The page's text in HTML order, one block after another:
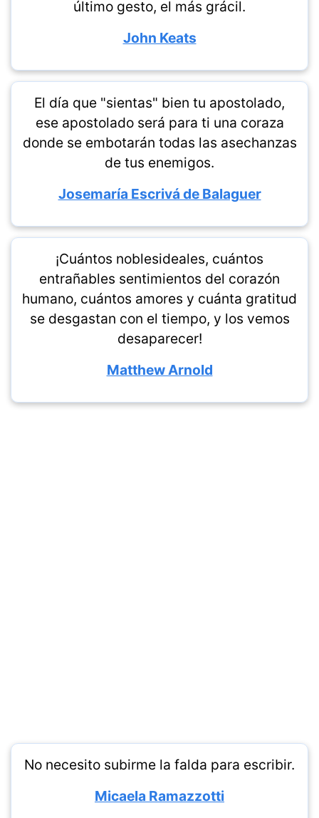
último gesto, el más grácil.
John Keats
El día que "sientas" bien tu apostolado,
ese apostolado será para ti una coraza
donde se embotarán todas las asechanzas
de tus enemigos.
Josemaría Escrivá de Balaguer
¡Cuántos noblesideales, cuántos
entrañables sentimientos del corazón
humano, cuántos amores y cuánta gratitud
se desgastan con el tiempo, y los vemos
desaparecer!
Matthew Arnold
No necesito subirme la falda para escribir.
Micaela Ramazzotti